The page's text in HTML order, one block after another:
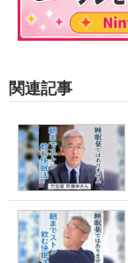
関連記事